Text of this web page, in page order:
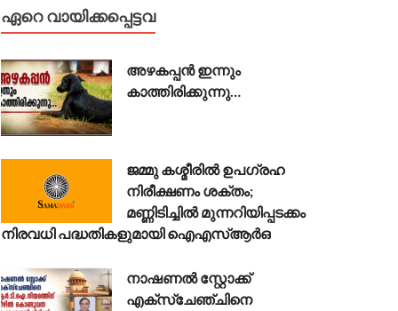
ഏറെ വായിക്കപ്പെട്ടവ
അഴകപ്പൻ ഇന്നും
കാത്തിരിക്കുന്നു…
ജമ്മു കശ്മീരിൽ ഉപഗ്രഹ
നിരീക്ഷണം ശക്തം;
മണ്ണിടിച്ചിൽ മുന്നറിയിപ്പടക്കം
നിരവധി പദ്ധതികളുമായി ഐഎസ്ആർഒ
നാഷണൽ സ്റ്റോക്ക്
എക്സ്ചേഞ്ചിനെ